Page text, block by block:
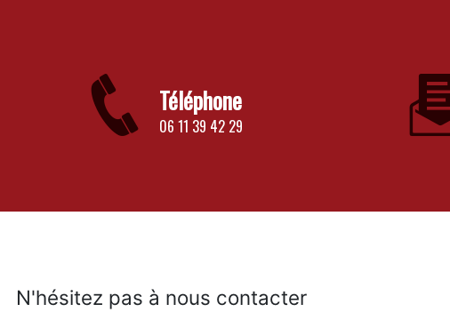
Téléphone
06 11 39 42 29
N'hésitez pas à nous contacter